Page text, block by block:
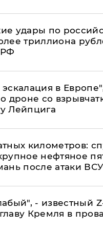
удары по
триллиона
в
дроне со
Лейпцига
километров:
нефтяное
после атаки ВСУ
- известный
Кремля в